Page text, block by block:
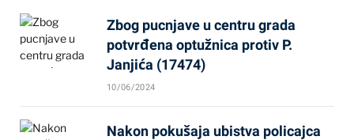
Zbog pucnjave u centru grada
potvrđena optužnica protiv P.
Janjića (17474)
10/06/2024
Nakon pokušaja ubistva policajca